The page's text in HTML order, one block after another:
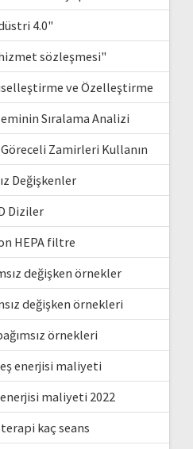
4.0"
sözleşmesi"
ve Özelleştirme
Sıralama Analizi
Zamirleri Kullanın
Değişkenler
Diziler
HEPA filtre
değişken örnekler
değişken örnekleri
örnekleri
enerjisi maliyeti
maliyeti 2022
kaç seans